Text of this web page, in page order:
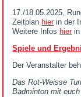
17./18.05.2025,
Zeitplan hierin der
Weitere Infos hierin
Spiele und
Der Veranstalter
Das Rot-Weisse
Badminton mit